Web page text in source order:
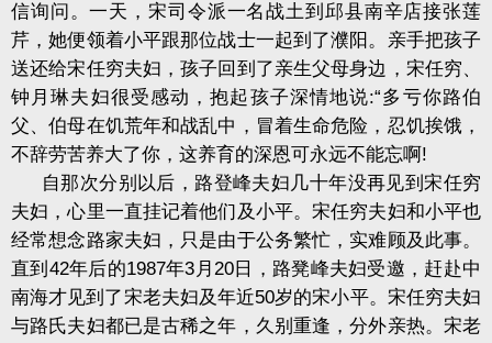
信询问。一天，宋司令派一名战土到邱县南辛店接张莲
芹，她便领着小平跟那位战士一起到了濮阳。亲手把孩子
送还给宋任穷夫妇，孩子回到了亲生父母身边，宋任穷、
钟月琳夫妇很受感动，抱起孩子深情地说:“多亏你路伯
父、伯母在饥荒年和战乱中，冒着生命危险，忍饥挨饿，
不辞劳苦养大了你，这养育的深恩可永远不能忘啊!
自那次分别以后，路登峰夫妇几十年没再见到宋任穷
夫妇，心里一直挂记着他们及小平。宋任穷夫妇和小平也
经常想念路家夫妇，只是由于公务繁忙，实难顾及此事。
直到42年后的1987年3月20日，路凳峰夫妇受邀，赶赴中
南海才见到了宋老夫妇及年近50岁的宋小平。宋任穷夫妇
与路氏夫妇都已是古稀之年，久别重逢，分外亲热。宋老